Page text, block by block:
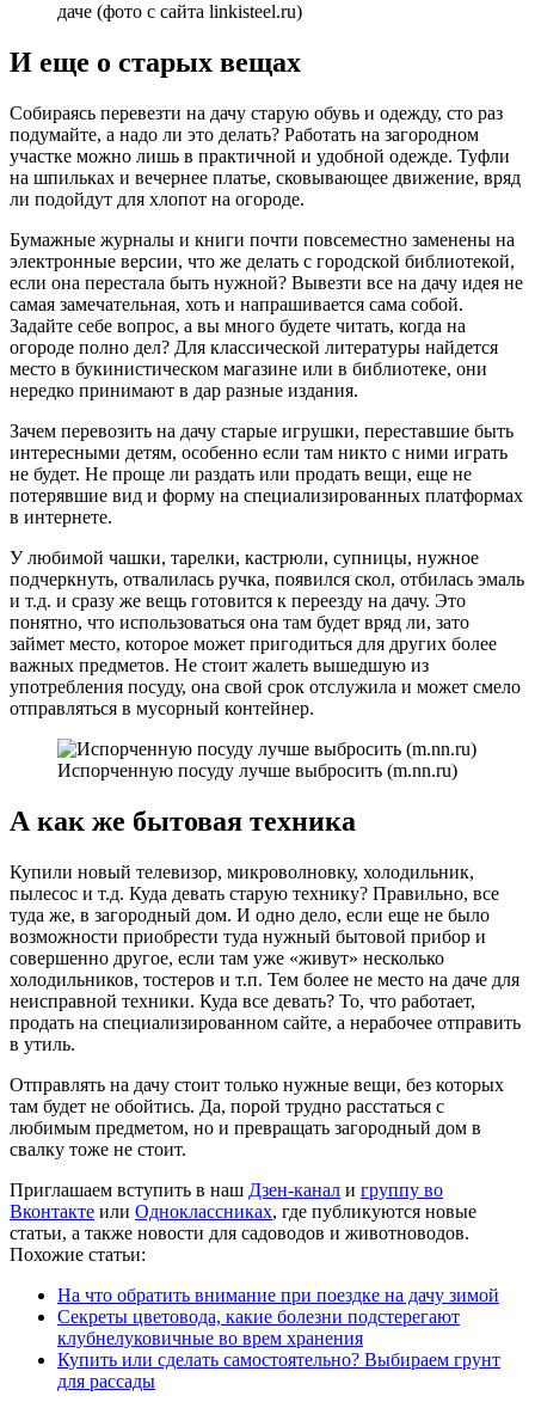
даче (фото с сайта linkisteel.ru)
И еще о старых вещах
Собираясь перевезти на дачу старую обувь и одежду, сто раз
подумайте, а надо ли это делать? Работать на загородном
участке можно лишь в практичной и удобной одежде. Туфли
на шпильках и вечернее платье, сковывающее движение, вряд
ли подойдут для хлопот на огороде.
Бумажные журналы и книги почти повсеместно заменены на
электронные версии, что же делать с городской библиотекой,
если она перестала быть нужной? Вывезти все на дачу идея не
самая замечательная, хоть и напрашивается сама собой.
Задайте себе вопрос, а вы много будете читать, когда на
огороде полно дел? Для классической литературы найдется
место в букинистическом магазине или в библиотеке, они
нередко принимают в дар разные издания.
Зачем перевозить на дачу старые игрушки, переставшие быть
интересными детям, особенно если там никто с ними играть
не будет. Не проще ли раздать или продать вещи, еще не
потерявшие вид и форму на специализированных платформах
в интернете.
У любимой чашки, тарелки, кастрюли, супницы, нужное
подчеркнуть, отвалилась ручка, появился скол, отбилась эмаль
и т.д. и сразу же вещь готовится к переезду на дачу. Это
понятно, что использоваться она там будет вряд ли, зато
займет место, которое может пригодиться для других более
важных предметов. Не стоит жалеть вышедшую из
употребления посуду, она свой срок отслужила и может смело
отправляться в мусорный контейнер.
Испорченную посуду лучше выбросить (m.nn.ru)
А как же бытовая техника
Купили новый телевизор, микроволновку, холодильник,
пылесос и т.д. Куда девать старую технику? Правильно, все
туда же, в загородный дом. И одно дело, если еще не было
возможности приобрести туда нужный бытовой прибор и
совершенно другое, если там уже «живут» несколько
холодильников, тостеров и т.п. Тем более не место на даче для
неисправной техники. Куда все девать? То, что работает,
продать на специализированном сайте, а нерабочее отправить
в утиль.
Отправлять на дачу стоит только нужные вещи, без которых
там будет не обойтись. Да, порой трудно расстаться с
любимым предметом, но и превращать загородный дом в
свалку тоже не стоит.
Приглашаем вступить в наш Дзен-канал и группу во
Вконтакте или Одноклассниках, где публикуются новые
статьи, а также новости для садоводов и животноводов.
Похожие статьи:
На что обратить внимание при поездке на дачу зимой
Секреты цветовода, какие болезни подстерегают
клубнелуковичные во врем хранения
Купить или сделать самостоятельно? Выбираем грунт
для рассады